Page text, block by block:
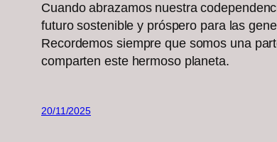
Cuando abrazamos nuestra
futuro sostenible y próspero para las
Recordemos siempre que somos una
comparten este hermoso planeta.
20/11/2025